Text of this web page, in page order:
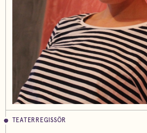
TEATERREGISSÖR